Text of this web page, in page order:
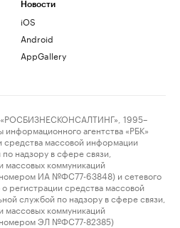
Новости
iOS
Android
AppGallery
1995–
агентства «РБК»
средства массовой информации
надзору в сфере связи,
массовых коммуникаций
ИА №ФС77-63848) и сетевого
регистрации средства массовой
службой по надзору в сфере связи,
массовых коммуникаций
номером ЭЛ №ФС77-82385)